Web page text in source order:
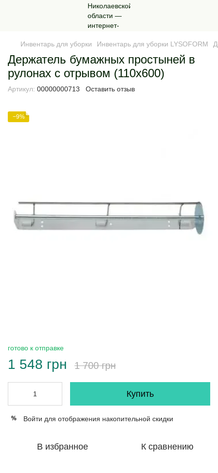
Инвентарь для уборки Инвентарь для уборки LYSOFORM
Держатель бумажных простыней в
рулонах с отрывом (110х600)
Артикул: 00000000713 Оставить отзыв
−9%
готово к отправке
1 548 грн 1 700 грн
Купить
% Войти для отображения накопительной скидки
В избранное К сравнению